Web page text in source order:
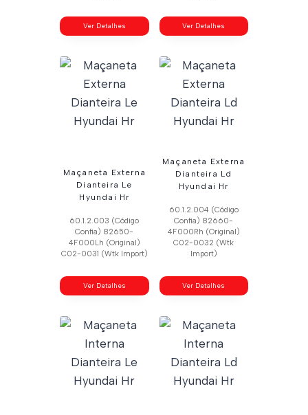
Ver Detalhes Ver Detalhes
Maçaneta Externa
Dianteira Le
Hyundai Hr
60.1.2.003 (Código
Confia) 82650-
4F000Lh (Original)
C02-0031 (Wtk Import)
Ver Detalhes
Maçaneta Externa
Dianteira Ld
Hyundai Hr
60.1.2.004 (Código
Confia) 82660-
4F000Rh (Original)
C02-0032 (Wtk
Import)
Ver Detalhes